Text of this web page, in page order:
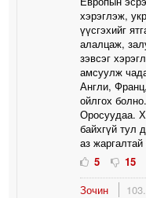
хэрэглэж,
үүсгэхийг
алалцаж,
зэвсэг
амсуулж
Англи,
ойлгох
Оросуудаа.
байхгүй тул
аз
5
15
Зочин